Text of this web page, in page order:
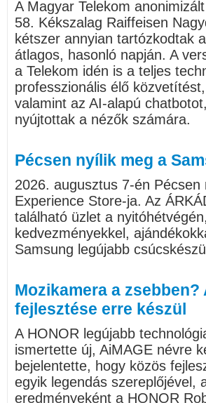
A Magyar Telekom
58. Kékszalag Raiffeisen
kétszer annyian tartózkodtak
átlagos, hasonló napján. A
a Telekom idén is a teljes
professzionális élő
valamint az AI-alapú
nyújtottak a nézők számára.
Pécsen nyílik meg a
2026. augusztus 7-én
Experience Store-ja. Az
található üzlet a
kedvezményekkel,
Samsung legújabb
Mozikamera a zsebben?
fejlesztése erre készül
A HONOR legújabb
ismertette új, AiMAGE névre
bejelentette, hogy közös
egyik legendás szereplőjével,
eredményeként a HONOR